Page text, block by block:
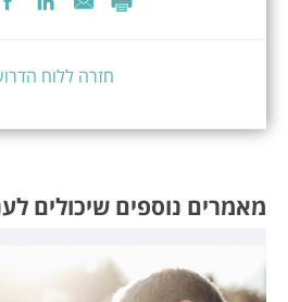
חזרה ללוח
מאמרים נוספים שיכולים